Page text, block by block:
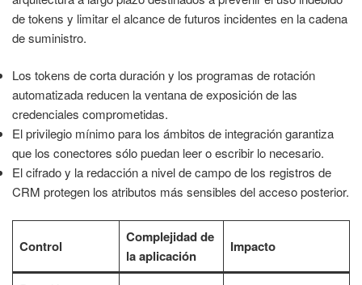
de tokens y limitar el alcance de futuros incidentes en la cadena
de suministro.
Los tokens de corta duración y los programas de rotación
automatizada reducen la ventana de exposición de las
credenciales comprometidas.
El privilegio mínimo para los ámbitos de integración garantiza
que los conectores sólo puedan leer o escribir lo necesario.
El cifrado y la redacción a nivel de campo de los registros de
CRM protegen los atributos más sensibles del acceso posterior.
Control
Complejidad de
la aplicación
Impacto